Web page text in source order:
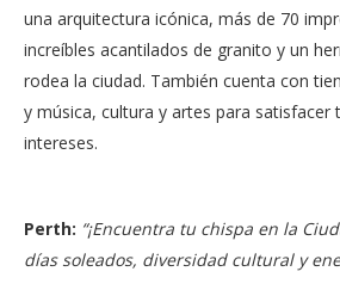
una arquitectura icónica, más de 70
increíbles acantilados de granito y un
rodea la ciudad. También cuenta con
y música, cultura y artes para
intereses.
Perth: “¡Encuentra tu chispa en la
días soleados, diversidad cultural y